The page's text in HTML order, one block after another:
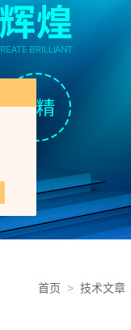
首页 > 技术文章